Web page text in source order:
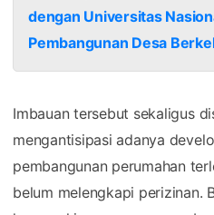
dengan Universitas
Pembangunan Desa
Imbauan tersebut sekaligus
mengantisipasi adanya
pembangunan perumahan
belum melengkapi perizinan.